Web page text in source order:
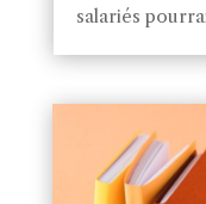
salariés